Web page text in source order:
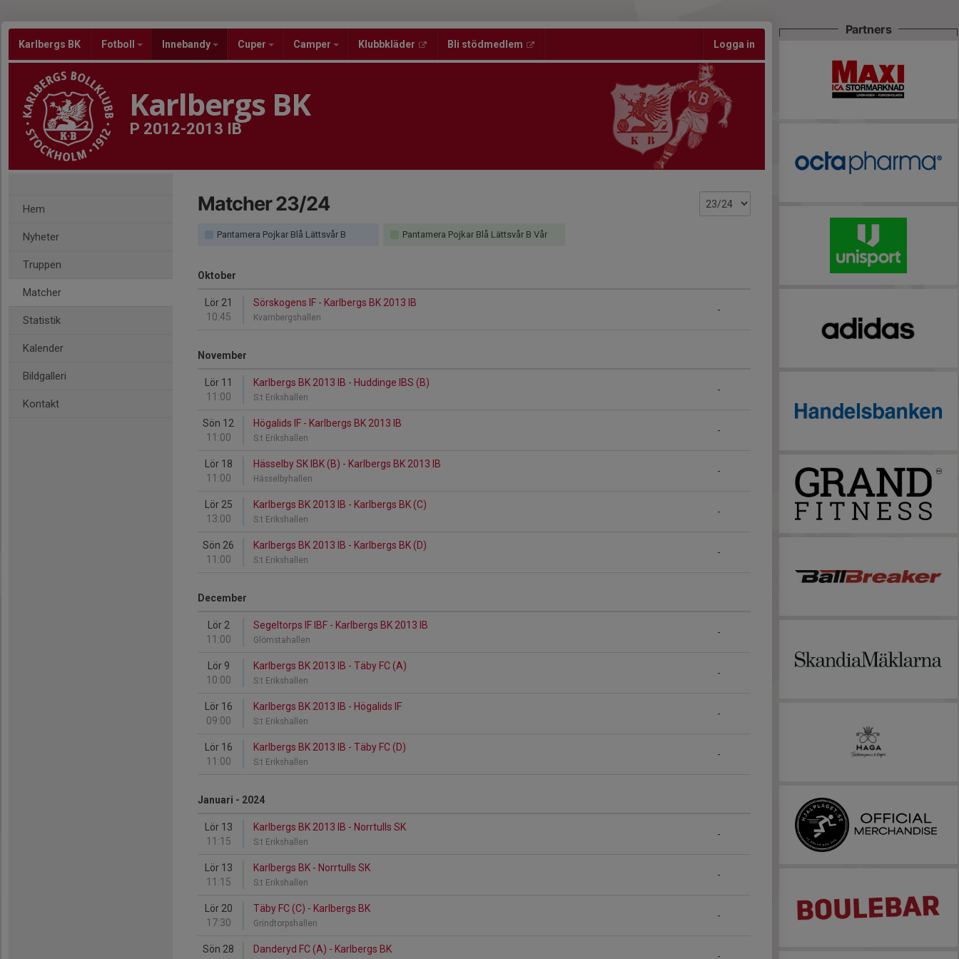
Karlbergs BK Fotboll Innebandy Cuper Camper Klubbkläder Bli stödmedlem Logga in
Karlbergs BK
P 2012-2013 IB
Hem
Nyheter
Truppen
Matcher
Statistik
Kalender
Bildgalleri
Kontakt
Matcher 23/24
Pantamera Pojkar Blå Lättsvår B Pantamera Pojkar Blå Lättsvår B Vår
Oktober
Lör 21
10:45
-
Sörskogens IF - Karlbergs BK 2013 IB
Kvarnbergshallen
November
Lör 11
11:00
-
Karlbergs BK 2013 IB - Huddinge IBS (B)
S:t Erikshallen
Sön 12
11:00
-
Högalids IF - Karlbergs BK 2013 IB
S:t Erikshallen
Lör 18
11:00
-
Hässelby SK IBK (B) - Karlbergs BK 2013 IB
Hässelbyhallen
Lör 25
13:00
-
Karlbergs BK 2013 IB - Karlbergs BK (C)
S:t Erikshallen
Sön 26
11:00
-
Karlbergs BK 2013 IB - Karlbergs BK (D)
S:t Erikshallen
December
Lör 2
11:00
-
Segeltorps IF IBF - Karlbergs BK 2013 IB
Glömstahallen
Lör 9
10:00
-
Karlbergs BK 2013 IB - Täby FC (A)
S:t Erikshallen
Lör 16
09:00
-
Karlbergs BK 2013 IB - Högalids IF
S:t Erikshallen
Lör 16
11:00
-
Karlbergs BK 2013 IB - Täby FC (D)
S:t Erikshallen
Januari - 2024
Lör 13
11:15
-
Karlbergs BK 2013 IB - Norrtulls SK
S:t Erikshallen
Lör 13
11:15
-
Karlbergs BK - Norrtulls SK
S:t Erikshallen
Lör 20
17:30
-
Täby FC (C) - Karlbergs BK
Grindtorpshallen
Sön 28
-
Danderyd FC (A) - Karlbergs BK
Partners